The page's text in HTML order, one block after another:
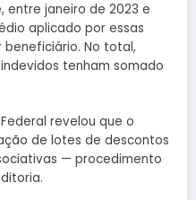
entre janeiro de 2023 e
aplicado por essas
beneficiário. No total,
tenham somado
revelou que o
de lotes de descontos
— procedimento